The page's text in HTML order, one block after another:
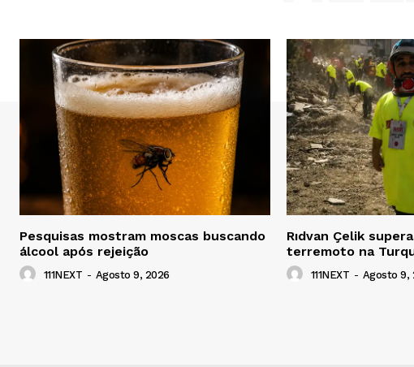
Pesquisas mostram moscas buscando
álcool após rejeição
111NEXT - Agosto 9, 2026
Rıdvan Çelik
terremoto na
111NEXT - Agosto 9,